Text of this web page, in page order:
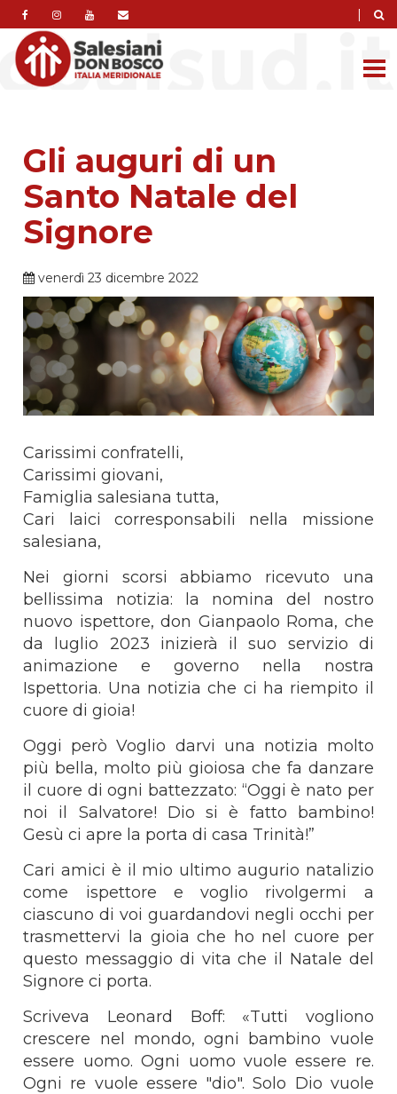
|
Gli auguri di un
Santo Natale del
Signore
venerdì 23 dicembre 2022
Carissimi confratelli,
Carissimi giovani,
Famiglia salesiana tutta,
Cari laici corresponsabili nella missione
salesiana,
Nei giorni scorsi abbiamo ricevuto una
bellissima notizia: la nomina del nostro
nuovo ispettore, don Gianpaolo Roma, che
da luglio 2023 inizierà il suo servizio di
animazione e governo nella nostra
Ispettoria. Una notizia che ci ha riempito il
cuore di gioia!
Oggi però Voglio darvi una notizia molto
più bella, molto più gioiosa che fa danzare
il cuore di ogni battezzato: “Oggi è nato per
noi il Salvatore! Dio si è fatto bambino!
Gesù ci apre la porta di casa Trinità!”
Cari amici è il mio ultimo augurio natalizio
come ispettore e voglio rivolgermi a
ciascuno di voi guardandovi negli occhi per
trasmettervi la gioia che ho nel cuore per
questo messaggio di vita che il Natale del
Signore ci porta.
Scriveva Leonard Boff: «Tutti vogliono
crescere nel mondo, ogni bambino vuole
essere uomo. Ogni uomo vuole essere re.
Ogni re vuole essere "dio". Solo Dio vuole